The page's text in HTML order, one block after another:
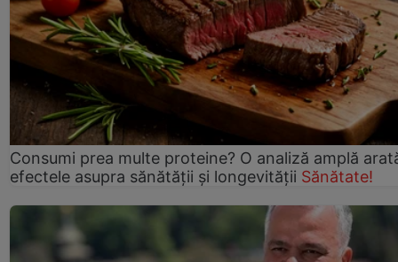
Consumi prea multe proteine? O analiză amplă
efectele asupra sănătății și longevității Sănătate!